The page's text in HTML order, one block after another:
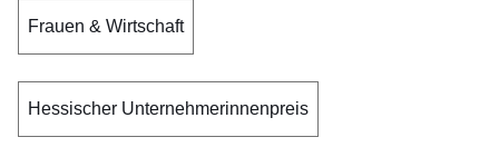
Frauen & Wirtschaft
Hessischer Unternehmerinnenpreis